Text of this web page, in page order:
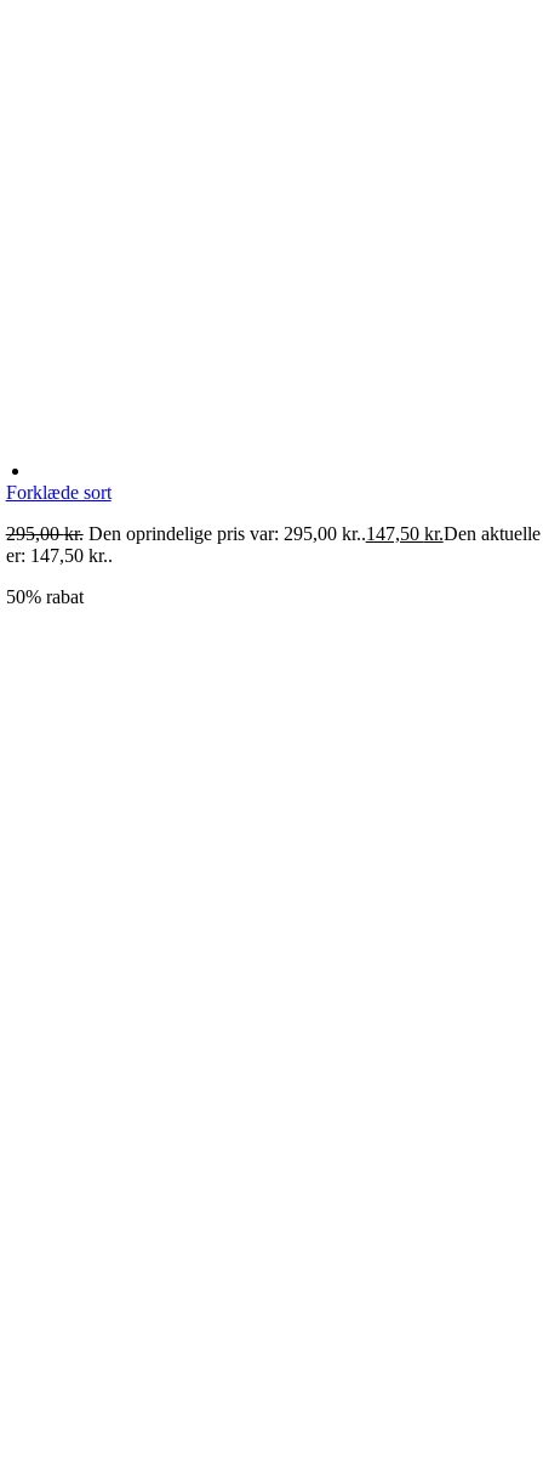
Forklæde sort
295,00kr. Den oprindelige pris var: 295,00 kr..147,50 kr.Den
er: 147,50 kr..
50% rabat